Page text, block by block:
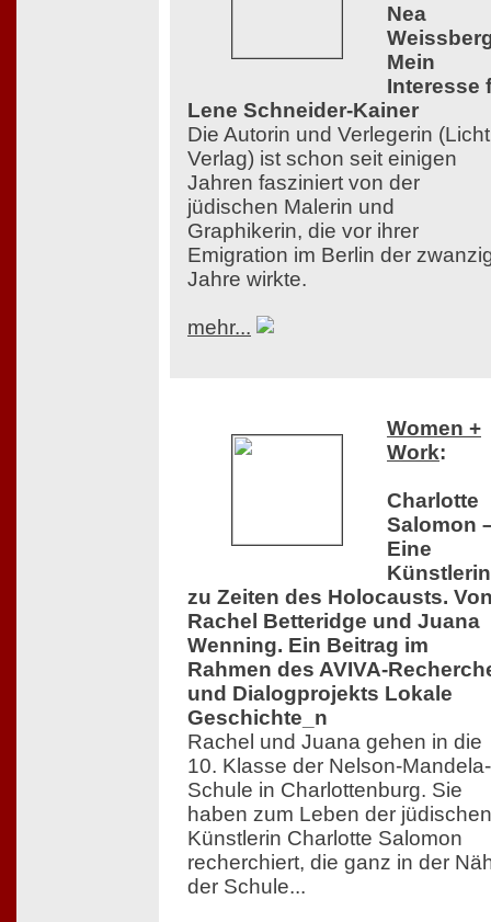
Nea
Mein
Interesse
Lene Schneider-Kainer
Die Autorin und Verlegerin
Verlag) ist schon seit einigen
Jahren fasziniert von der
jüdischen Malerin und
Graphikerin, die vor ihrer
Emigration im Berlin der
Jahre wirkte.
mehr...
Women +
Work:
Charlotte
Salomon
Eine
Künstlerin
zu Zeiten des Holocausts.
Rachel Betteridge und Juana
Wenning. Ein Beitrag im
Rahmen des AVIVA-
und Dialogprojekts Lokale
Geschichte_n
Rachel und Juana gehen in die
10. Klasse der Nelson-Mandela-
Schule in Charlottenburg. Sie
haben zum Leben der jüdischen
Künstlerin Charlotte Salomon
recherchiert, die ganz in der
der Schule...